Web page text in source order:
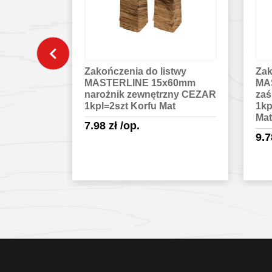
Zakończenia do listwy
MASTERLINE 13x80mm
zaślepki para CEZAR
1kpl=2szt L+P Cinnamon
Mat